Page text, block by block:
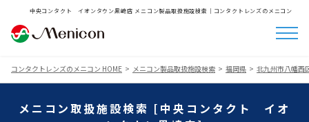
中央コンタクト イオンタウン黒崎店 メニコン製品取扱施設検索│コンタクトレンズのメニコン
コンタクトレンズのメニコン HOME メニコン製品取扱施設検索 福岡県 北九州市八幡西
メニコン取扱施設検索 [中央コンタクト イオ